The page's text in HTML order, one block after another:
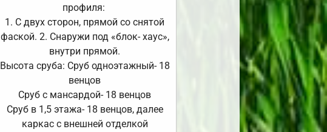
профиля:
1. С двух сторон, прямой со снятой
фаской. 2. Снаружи под «блок- хаус»,
внутри прямой.
Высота сруба: Сруб одноэтажный- 18
венцов
Сруб с мансардой- 18 венцов
Сруб в 1,5 этажа- 18 венцов, далее
каркас с внешней отделкой